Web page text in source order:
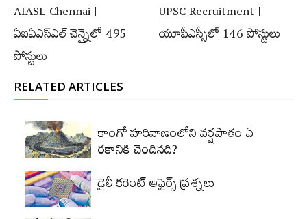
AIASL Chennai |
ఏఐఏఎస్‌ఎల్ చెన్నైలో 495
పోస్టులు
UPSC Recruitment |
యూపీఎస్సీలో 146 పోస్టులు
RELATED ARTICLES
కాంగో హరివాణంలోని వర్షపాతం ఏ
రకానికి చెందినది?
డైలీ కరెంట్‌ అఫైర్స్‌ ప్రశ్నలు